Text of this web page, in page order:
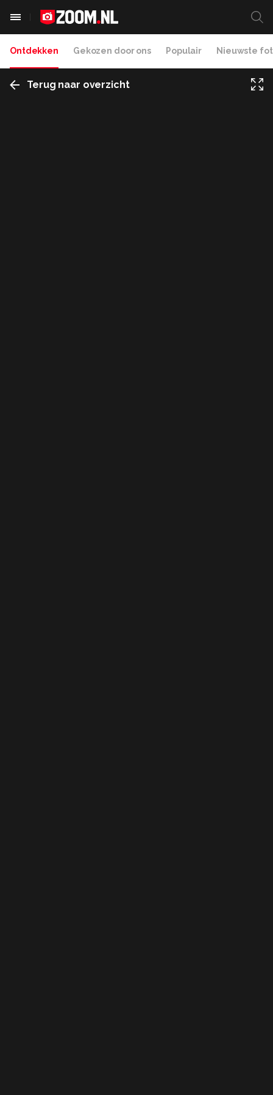
Ontdekken Gekozen door ons Populair Nieuwste
Terug naar overzicht